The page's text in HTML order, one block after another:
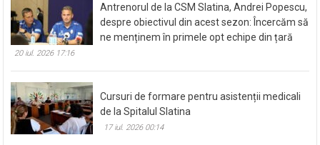
Antrenorul de la CSM Slatina, Andrei Popescu,
despre obiectivul din acest sezon: Încercăm să
ne menținem în primele opt echipe din țară
20 iul. 2026 17:16
Cursuri de formare pentru asistenții medicali
de la Spitalul Slatina
17 iul. 2026 00:14